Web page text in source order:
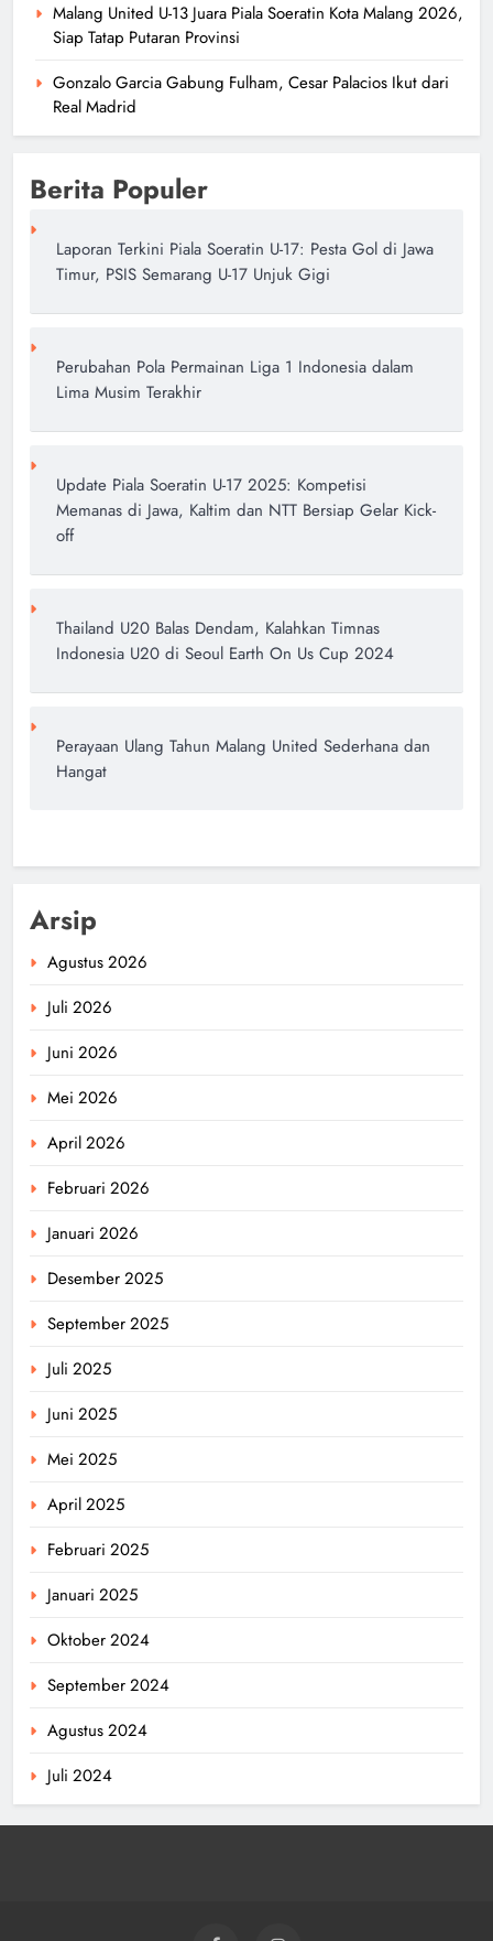
Mengapa Pressing Tinggi Menjadi
Kunci Kesuksesan Klub-klub Eropa
author 7 bulan ago 0
dalam Sistem Sepak Bola Modern
author 7 bulan ago
Malang United U-13 Juara Piala Soeratin Kota Malang 2026,
Siap Tatap Putaran Provinsi
Gonzalo Garcia Gabung Fulham, Cesar Palacios Ikut dari
Real Madrid
Berita Populer
Laporan Terkini Piala Soeratin U-17: Pesta Gol di Jawa
Timur, PSIS Semarang U-17 Unjuk Gigi
Perubahan Pola Permainan Liga 1 Indonesia dalam
Lima Musim Terakhir
Update Piala Soeratin U-17 2025: Kompetisi
Memanas di Jawa, Kaltim dan NTT Bersiap Gelar Kick-
off
Thailand U20 Balas Dendam, Kalahkan Timnas
Indonesia U20 di Seoul Earth On Us Cup 2024
Perayaan Ulang Tahun Malang United Sederhana dan
Hangat
Arsip
Agustus 2026
Juli 2026
Juni 2026
Mei 2026
April 2026
Februari 2026
Januari 2026
Desember 2025
September 2025
Juli 2025
Juni 2025
Mei 2025
April 2025
Februari 2025
Januari 2025
Oktober 2024
September 2024
Agustus 2024
Juli 2024